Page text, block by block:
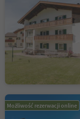
Możliwość rezerwacji online